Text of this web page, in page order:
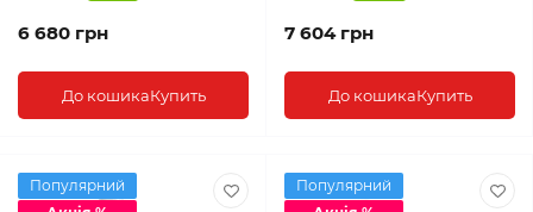
6 680 грн
До кошикаКупить
7 604 грн
До кошикаКупить
Популярний
Популярний